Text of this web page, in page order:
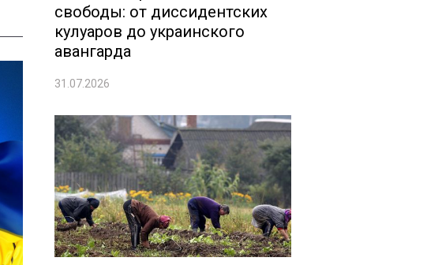
свободы: от диссидентских
кулуаров до украинского
авангарда
31.07.2026